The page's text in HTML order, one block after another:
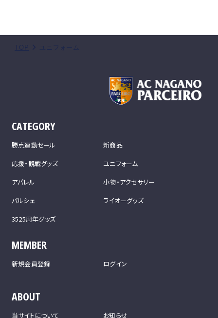
TOP ユニフォーム
CATEGORY
勝点連動セール
新商品
応援・観戦グッズ
ユニフォーム
アパレル
小物・アクセサリー
パルシェ
ライオーグッズ
3525周年グッズ
MEMBER
新規会員登録 ログイン
ABOUT
当サイトについて お知らせ